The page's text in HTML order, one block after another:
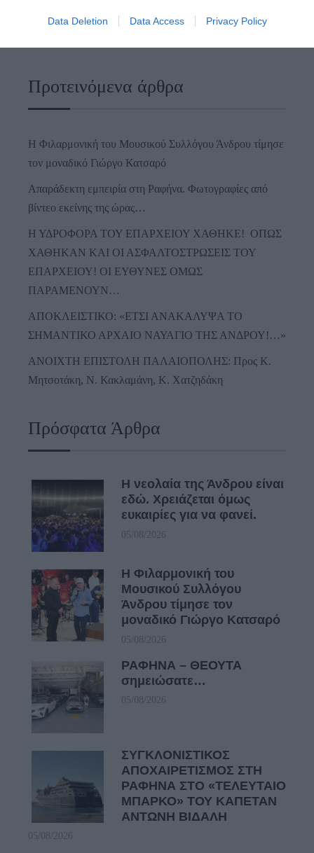
Data Deletion Data Access Privacy Policy
Προτεινόμενα άρθρα
Η Φιλαρμονική του Μουσικού Συλλόγου Άνδρου τίμησε
τον μοναδικό Γιώργο Κατσαρό
Απαράδεκτη εμπειρία στη Ραφήνα. Φωτογραφίες από
βίντεο εκείνης της ώρας…
Η ΥΔΡΟΦΟΡΑ ΤΟΥ ΕΠΑΡΧΕΙΟΥ ΧΑΘΗΚΕ! ΟΠΩΣ
ΧΑΘΗΚΑΝ ΚΑΙ ΟΙ ΑΣΦΑΛΤΟΣΤΡΩΣΕΙΣ ΤΟΥ
ΕΠΑΡΧΕΙΟΥ! ΟΙ ΕΥΘΥΝΕΣ ΟΜΩΣ
ΠΑΡΑΜΕΝΟΥΝ…
ΑΠΟΚΛΕΙΣΤΙΚΟ: «ΕΤΣΙ ΑΝΑΚΑΛΥΨΑ ΤΟ
ΣΗΜΑΝΤΙΚΟ ΑΡΧΑΙΟ ΝΑΥΑΓΙΟ ΤΗΣ ΑΝΔΡΟΥ!…»
ΑΝΟΙΧΤΗ ΕΠΙΣΤΟΛΗ ΠΑΛΑΙΟΠΟΛΗΣ: Προς K.
Μητσοτάκη, N. Κακλαμάνη, K. Χατζηδάκη
Πρόσφατα Άρθρα
Η νεολαία της Άνδρου είναι
εδώ. Χρειάζεται όμως
ευκαιρίες για να φανεί.
05/08/2026
Η Φιλαρμονική του
Μουσικού Συλλόγου
Άνδρου τίμησε τον
μοναδικό Γιώργο Κατσαρό
05/08/2026
ΡΑΦΗΝΑ – ΘΕΟΥΤΑ
σημειώσατε…
05/08/2026
ΣΥΓΚΛΟΝΙΣΤΙΚΟΣ
ΑΠΟΧΑΙΡΕΤΙΣΜΟΣ ΣΤΗ
ΡΑΦΗΝΑ ΣΤΟ «ΤΕΛΕΥΤΑΙΟ
ΜΠΑΡΚΟ» ΤΟΥ ΚΑΠΕΤΑΝ
ΑΝΤΩΝΗ ΒΙΔΑΛΗ
05/08/2026